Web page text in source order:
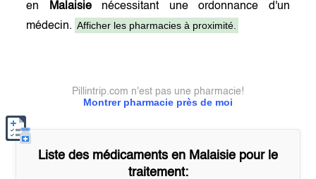
en
Malaisienécessitant une ordonnance d'un
médecin. Afficher les pharmacies à proximité.
Montrer pharmacie près de moi
Pillintrip.com n'est pas une pharmacie!
Liste des médicaments en Malaisie pour le
traitement: